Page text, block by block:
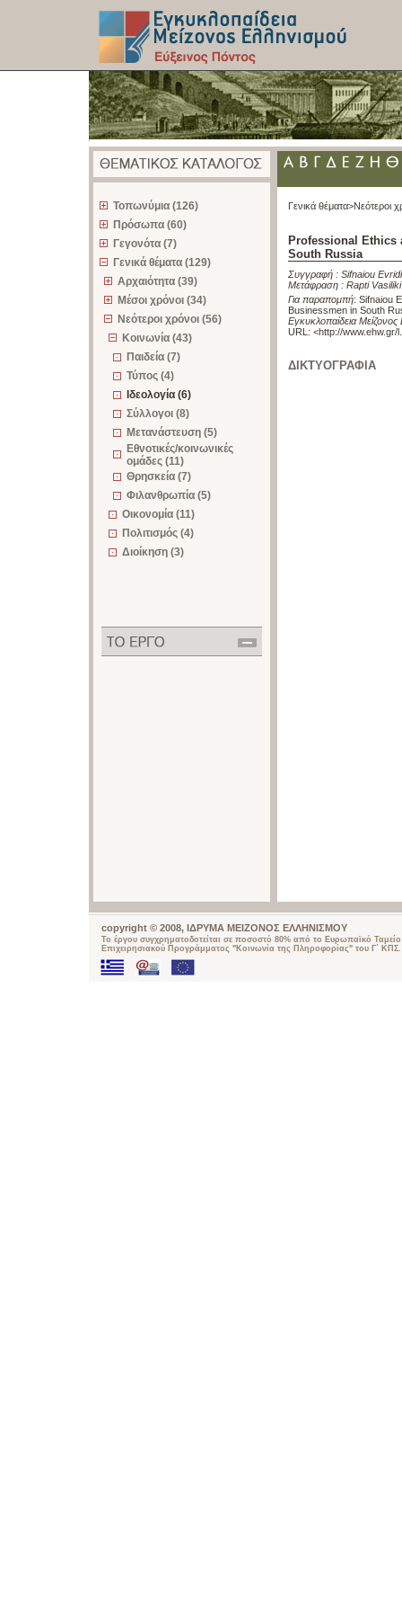
Τοπωνύμια (126)
Πρόσωπα (60)
Γεγονότα (7)
Γενικά θέματα (129)
Αρχαιότητα (39)
Μέσοι χρόνοι (34)
Νεότεροι χρόνοι (56)
Κοινωνία (43)
Παιδεία (7)
Τύπος (4)
Ιδεολογία (6)
Σύλλογοι (8)
Μετανάστευση (5)
Εθνοτικές/κοινωνικές
ομάδες (11)
Θρησκεία (7)
Φιλανθρωπία (5)
Οικονομία (11)
Πολιτισμός (4)
Διοίκηση (3)
Γενικά θέματα>Νεότεροι
Professional Ethics
South Russia
Συγγραφή : Sifnaiou
Μετάφραση : Rapti Vasiliki
Για παραπομπή: Sifnaiou
Businessmen in South
Εγκυκλοπαίδεια
URL: <http://www.ehw.gr/
ΔΙΚΤΥΟΓΡΑΦΙΑ
copyright © 2008, ΙΔΡΥΜΑ ΜΕΙΖΟΝΟΣ ΕΛΛΗΝΙΣΜΟΥ
Το έργου συγχρηματοδοτείται σε ποσοστό 80% από το Ευρωπαϊκό
Επιχειρησιακού Προγράμματος "Κοινωνία της Πληροφορίας" του Γ΄ ΚΠΣ.